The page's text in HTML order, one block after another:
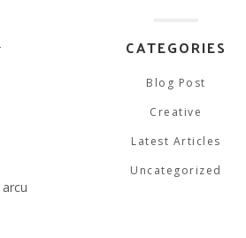
CATEGORIES
Blog Post
Creative
Latest Articles
Uncategorized